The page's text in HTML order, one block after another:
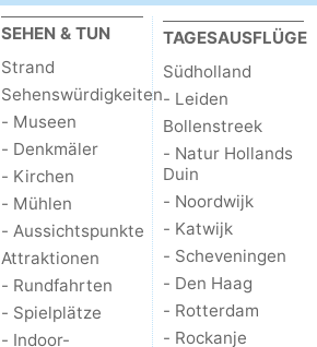
SEHEN & TUN
Strand
Sehenswürdigkeiten
- Museen
- Denkmäler
- Kirchen
- Mühlen
- Aussichtspunkte
Attraktionen
- Rundfahrten
- Spielplätze
- Indoor-
TAGESAUSFLÜGE
Südholland
- Leiden
Bollenstreek
- Natur Hollands
Duin
- Noordwijk
- Katwijk
- Scheveningen
- Den Haag
- Rotterdam
- Rockanje